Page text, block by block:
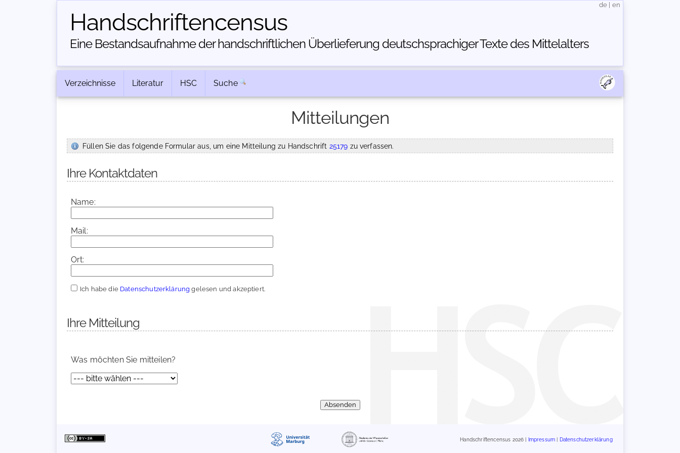
Handschriften­census
Eine Bestandsaufnahme der handschriftlichen Über­lieferung deutschsprachiger Texte des Mittelalters
de en
Verzeichnisse Literatur HSC Suche
Mitteilungen
Füllen Sie das folgende Formular aus, um eine Mitteilung zu Handschrift 25179 zu verfassen.
Ihre Kontaktdaten
Name:
Mail:
Ort:
Ich habe die Datenschutzerklärung gelesen und akzeptiert.
Ihre Mitteilung
Was möchten Sie mitteilen?
Handschriftencensus 2026 | Impressum Datenschutzerklärung